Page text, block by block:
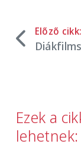
Előző cikk:
Ezek a
lehetnek: